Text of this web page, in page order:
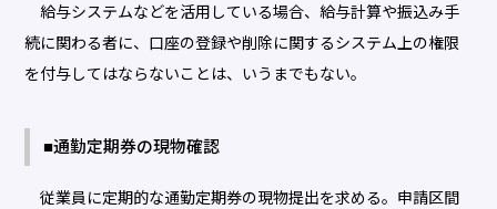
給与システムなどを活用している場合、給与計算や振込み手
続に関わる者に、口座の登録や削除に関するシステム上の権限
を付与してはならないことは、いうまでもない。
■通勤定期券の現物確認
従業員に定期的な通勤定期券の現物提出を求める。申請区間